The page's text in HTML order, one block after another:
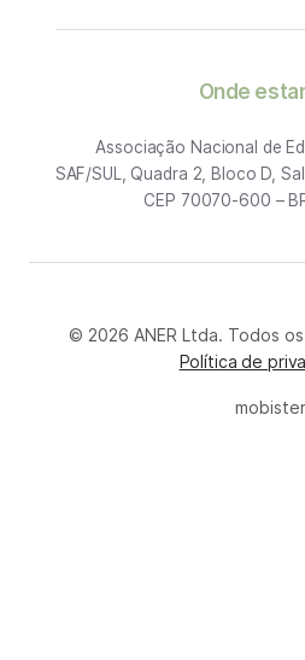
Onde
Associação Nacional de
SAF/SUL, Quadra 2, Bloco D,
CEP 70070-600 –
© 2026 ANER Ltda. Todos
Política de
mobister